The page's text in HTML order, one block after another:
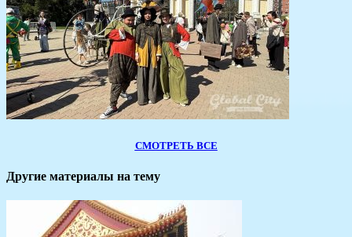
СМОТРЕТЬ ВСЕ
Другие материалы на тему